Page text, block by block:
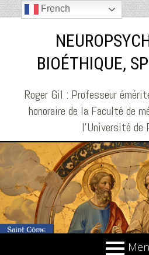
BIOÉTHIQUE,
Roger Gil : Professeur
honoraire de la Faculté de
l'Université de
French